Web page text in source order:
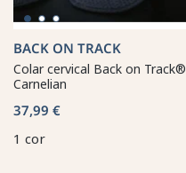
BACK ON TRACK
Colar cervical Back on Track®
Carnelian
37,99 €
1 cor